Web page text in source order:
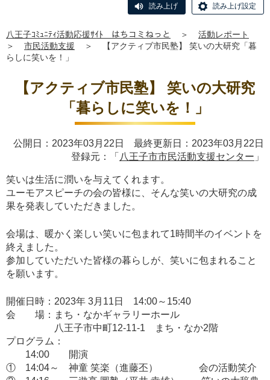
読み上げ 読み上げ設定
八王子ｺﾐｭﾆﾃｨ活動応援ｻｲﾄ はちコミねっと ＞
活動レポート
＞
市民活動支援 ＞
【アクティブ市民塾】 笑いの大研究「暮
らしに笑いを！」
【アクティブ市民塾】 笑いの大研究
「暮らしに笑いを！」
公開日：2023年03月22日 最終更新日：2023年03月22日
登録元：「 八王子市市民活動支援センター 」
笑いは生活に潤いを与えてくれます。
ユーモアスピーチの会の皆様に、そんな笑いの大研究の成
果を発表していただきました。
会場は、暖かく楽しい笑いに包まれて1時間半のイベントを
終えました。
参加していただいた皆様の暮らしが、笑いに包まれること
を願います。
開催日時：2023年 3月11日 14:00～15:40
会 場：まち・なかギャラリーホール
八王子市中町12-11-1 まち・なか2階
プログラム：
14:00 開演
① 14:04～ 神童 笑楽（進藤丕） 会の活動笑介